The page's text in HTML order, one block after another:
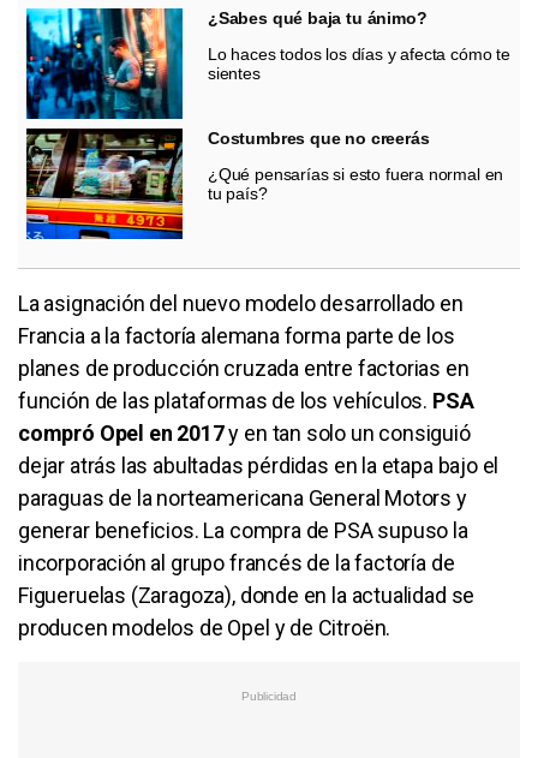
¿Sabes qué baja tu ánimo?
Lo haces todos los días y afecta cómo te
sientes
Costumbres que no creerás
¿Qué pensarías si esto fuera normal en
tu país?
La asignación del nuevo modelo desarrollado en
Francia a la factoría alemana forma parte de los
planes de producción cruzada entre factorias en
función de las plataformas de los vehículos. PSA
compró Opel en 2017y en tan solo un consiguió
dejar atrás las abultadas pérdidas en la etapa bajo el
paraguas de la norteamericana General Motors y
generar beneficios. La compra de PSA supuso la
incorporación al grupo francés de la factoría de
Figueruelas (Zaragoza), donde en la actualidad se
producen modelos de Opel y de Citroën.